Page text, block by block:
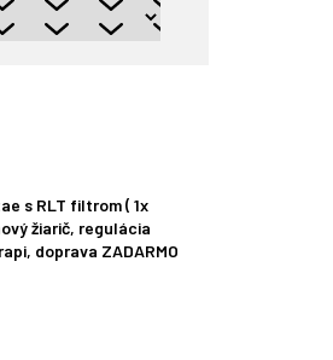
s RLT filtrom ( 1x
žiarič, regulácia
doprava ZADARMO